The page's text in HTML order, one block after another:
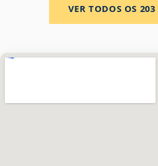
VER TODOS OS 203